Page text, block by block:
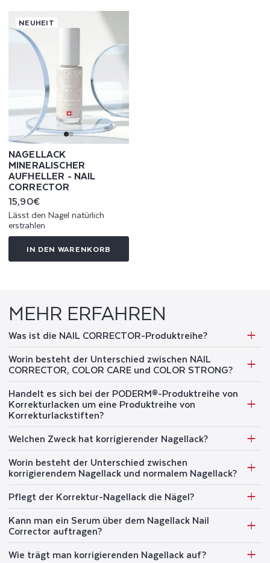
NEUHEIT
NAGELLACK
MINERALISCHER
AUFHELLER - NAIL
CORRECTOR
Normaler
Preis
15,90€
Lässt den Nagel natürlich
erstrahlen
IN DEN WARENKORB
MEHR ERFAHREN
Was ist die NAIL CORRECTOR-Produktreihe?
Worin besteht der Unterschied zwischen NAIL
CORRECTOR, COLOR CARE und COLOR STRONG?
Handelt es sich bei der PODERM®-Produktreihe von
Korrekturlacken um eine Produktreihe von
Korrekturlackstiften?
Welchen Zweck hat korrigierender Nagellack?
Worin besteht der Unterschied zwischen
korrigierendem Nagellack und normalem Nagellack?
Pflegt der Korrektur-Nagellack die Nägel?
Kann man ein Serum über dem Nagellack Nail
Corrector auftragen?
Wie trägt man korrigierenden Nagellack auf?